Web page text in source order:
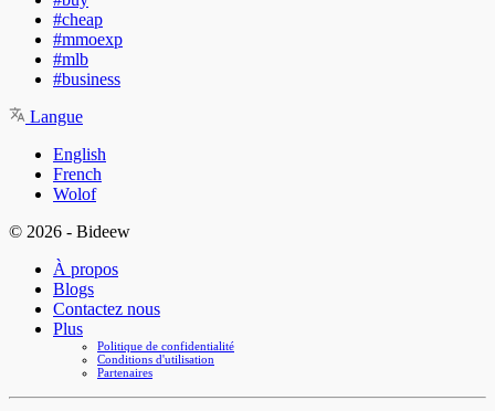
#cheap
#mmoexp
#mlb
#business
Langue
English
French
Wolof
© 2026 - Bideew
À propos
Blogs
Contactez nous
Plus
Politique de confidentialité
Conditions d'utilisation
Partenaires